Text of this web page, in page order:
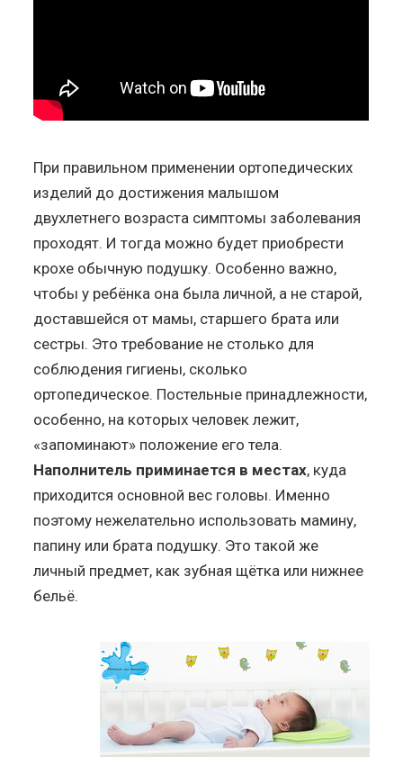
При правильном применении ортопедических
изделий до достижения малышом
двухлетнего возраста симптомы заболевания
проходят. И тогда можно будет приобрести
крохе обычную подушку. Особенно важно,
чтобы у ребёнка она была личной, а не старой,
доставшейся от мамы, старшего брата или
сестры. Это требование не столько для
соблюдения гигиены, сколько
ортопедическое. Постельные принадлежности,
особенно, на которых человек лежит,
«запоминают» положение его тела.
Наполнитель приминается в местах, куда
приходится основной вес головы. Именно
поэтому нежелательно использовать мамину,
папину или брата подушку. Это такой же
личный предмет, как зубная щётка или нижнее
бельё.